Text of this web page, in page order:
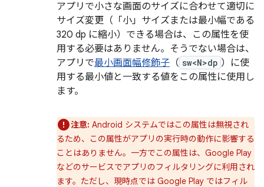
アプリで小さな画面のサイズに合わせて適切に
サイズ変更（「小」サイズまたは最小幅である
320 dp に縮小）できる場合は、この属性を使
用する必要はありません。そうでない場合は、
アプリで最小画面幅修飾子 （ sw<N>dp ）に使
用する最小値と一致する値をこの属性に使用し
ます。
注意: Android システムではこの属性は無視され
るため、この属性がアプリの実行時の動作に影響する
ことはありません。一方でこの属性は、Google Play
などのサービスでアプリのフィルタリングに利用され
ます。ただし、現時点では Google Play ではフィル